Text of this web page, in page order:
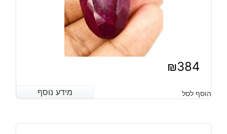
₪384
מידע נוסף הוסף לסל מידע נוסף